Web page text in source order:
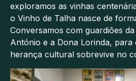
exploramos as vinhas
o Vinho de Talha nasce de
Conversamos com guardiões
António e a Dona Lorinda, para
herança cultural sobrevive no